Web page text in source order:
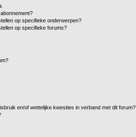
op specifieke onderwerpen?
op specifieke forums?
en/of wettelijke kwesties in verband met dit forum?